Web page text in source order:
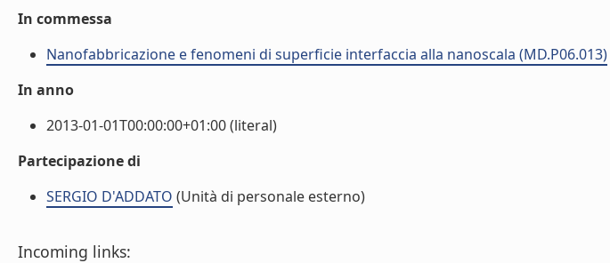
In commessa
Nanofabbricazione e fenomeni di superficie interfaccia alla nanoscala (MD.P06.013)
In anno
2013-01-01T00:00:00+01:00 (literal)
Partecipazione di
SERGIO D'ADDATO (Unità di personale esterno)
Incoming links: